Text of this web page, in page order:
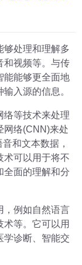
够处理和理解多
和视频等。与传
能能够更全面地
入源的信息。
络等技术来处理
网络(CNN)来处
和文本数据，
术可以用于将不
全面的理解和分
，例如自然语言
等。它可以用
学诊断、智能交